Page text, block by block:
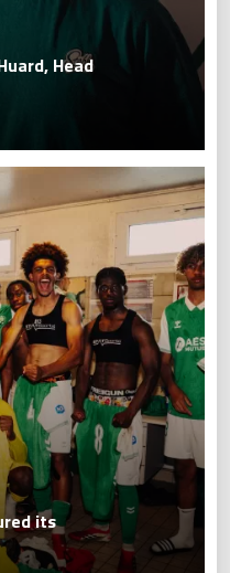
Head
its